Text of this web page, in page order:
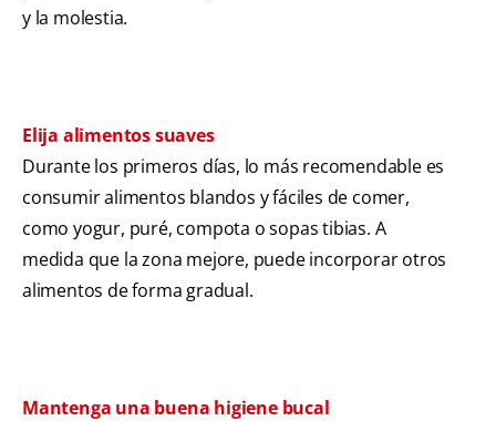
y la molestia.
Elija alimentos suaves
Durante los primeros días, lo más recomendable es
consumir alimentos blandos y fáciles de comer,
como yogur, puré, compota o sopas tibias. A
medida que la zona mejore, puede incorporar otros
alimentos de forma gradual.
Mantenga una buena higiene bucal